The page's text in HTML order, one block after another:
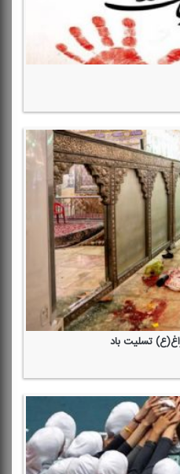
تسلیت باد